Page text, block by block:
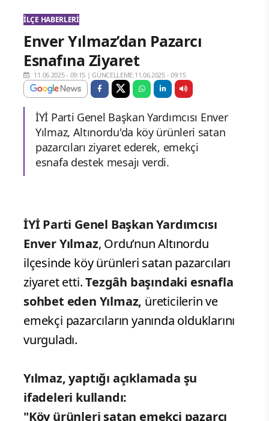
İLÇE HABERLERI
Enver Yılmaz’dan Pazarcı
Esnafına Ziyaret
11.06.2025 - 09:15 |GÜNCELLEME:11.06.2025 - 09:15
İYİ Parti Genel Başkan Yardımcısı Enver
Yılmaz, Altınordu'da köy ürünleri satan
pazarcıları ziyaret ederek, emekçi
esnafa destek mesajı verdi.